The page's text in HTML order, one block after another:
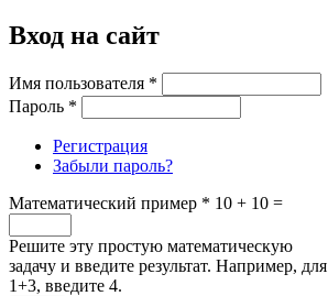
Вход на сайт
Имя пользователя *
Пароль *
Регистрация
Забыли пароль?
Математический пример * 10 + 10 =
Решите эту простую математическую
задачу и введите результат. Например, для
1+3, введите 4.